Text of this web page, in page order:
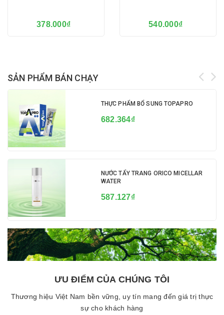
378.000₫ 540.000₫
SẢN PHẨM BÁN CHẠY
THỰC PHẨM BỔ SUNG TOPAPRO
682.364₫
NƯỚC TẨY TRANG ORICO MICELLAR
WATER
587.127₫
ƯU ĐIỂM CỦA CHÚNG TÔI
Thương hiệu Việt Nam bền vững, uy tín mang đến giá trị thực
sự cho khách hàng